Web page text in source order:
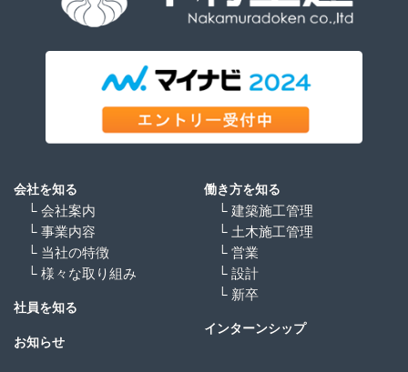
会社を知る
└ 会社案内
└ 事業内容
└ 当社の特徴
└ 様々な取り組み
社員を知る
お知らせ
働き方を知る
└ 建築施工管理
└ 土木施工管理
└ 営業
└ 設計
└ 新卒
インターンシップ